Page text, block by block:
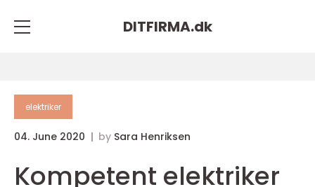
DITFIRMA.dk
elektriker
04. June 2020 by Sara Henriksen
Kompetent elektriker